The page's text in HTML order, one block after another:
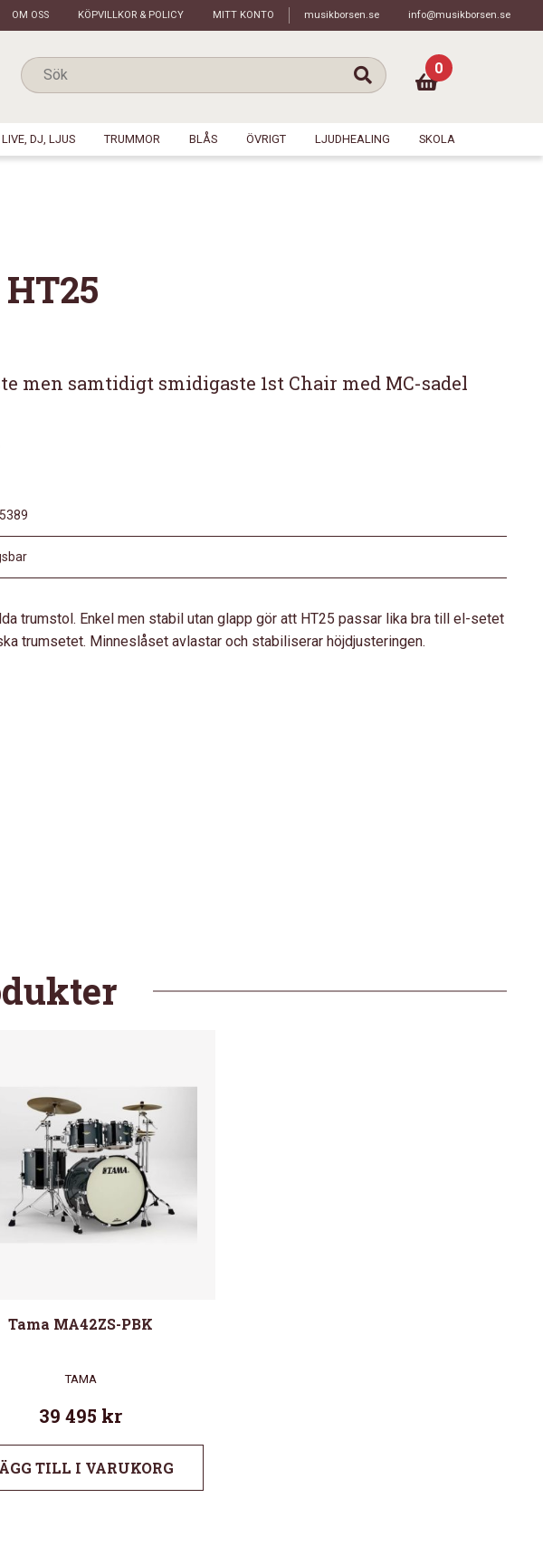
OM OSS KÖPVILLKOR & POLICY MITT KONTO musikborsen.se info@musikborsen.se
0
LIVE, DJ, LJUS TRUMMOR BLÅS ÖVRIGT LJUDHEALING SKOLA
men samtidigt smidigaste 1st Chair med MC-sadel
trumstol. Enkel men stabil utan glapp gör att HT25 passar lika bra till el-setet
trumsetet. Minneslåset avlastar och stabiliserar höjdjusteringen.
Tama MA42ZS-PBK
TAMA
39 495 kr
TILL I VARUKORG